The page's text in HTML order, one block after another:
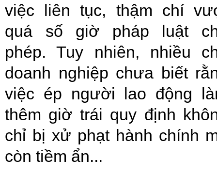
việc liên tục, thậm chí
quá số giờ pháp luật
phép. Tuy nhiên, nhiều
doanh nghiệp chưa biết
việc ép người lao động
thêm giờ trái quy định
chỉ bị xử phạt hành chính
còn tiềm ẩn...